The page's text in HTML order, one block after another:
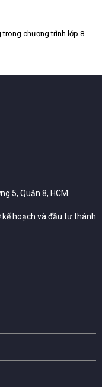
chương trình lớp 8
5, Quận 8, HCM
kế hoạch và đầu tư thành